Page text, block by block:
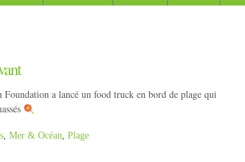
a lancé un food truck en bord de plage qui
Mer & Océan Plage